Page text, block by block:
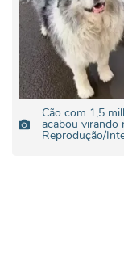
Cão com 1,5
acabou virando
Reprodução/